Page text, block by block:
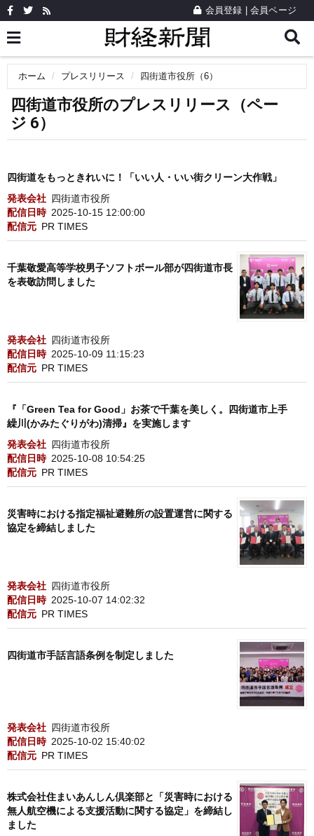
会員登録 会員ページ
ホーム プレスリリース 四街道市役所（6）
四街道市役所のプレスリリース（ペー
ジ 6）
四街道をもっときれいに！「いい人・いい街クリーン大作戦」
発表会社 四街道市役所
配信日時 2025-10-15 12:00:00
配信元 PR TIMES
千葉敬愛高等学校男子ソフトボール部が四街道市長
を表敬訪問しました
発表会社 四街道市役所
配信日時 2025-10-09 11:15:23
配信元 PR TIMES
『「Green Tea for Good」お茶で千葉を美しく。四街道市上手
繰川(かみたぐりがわ)清掃』を実施します
発表会社 四街道市役所
配信日時 2025-10-08 10:54:25
配信元 PR TIMES
災害時における指定福祉避難所の設置運営に関する
協定を締結しました
発表会社 四街道市役所
配信日時 2025-10-07 14:02:32
配信元 PR TIMES
四街道市手話言語条例を制定しました
発表会社 四街道市役所
配信日時 2025-10-02 15:40:02
配信元 PR TIMES
株式会社住まいあんしん倶楽部と「災害時における
無人航空機による支援活動に関する協定」を締結し
ました